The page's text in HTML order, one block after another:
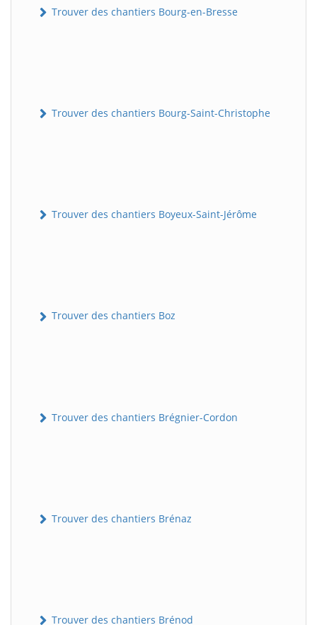
Trouver des chantiers Bourg-en-Bresse
Trouver des chantiers Bourg-Saint-Christophe
Trouver des chantiers Boyeux-Saint-Jérôme
Trouver des chantiers Boz
Trouver des chantiers Brégnier-Cordon
Trouver des chantiers Brénaz
Trouver des chantiers Brénod